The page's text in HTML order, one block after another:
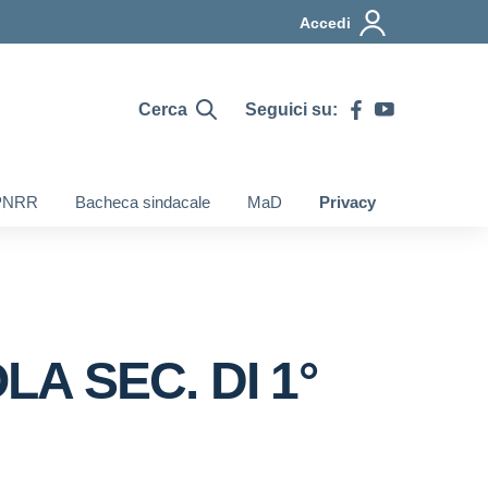
Accedi
Cerca Seguici su:
Bacheca sindacale MaD Privacy
SEC. DI 1°